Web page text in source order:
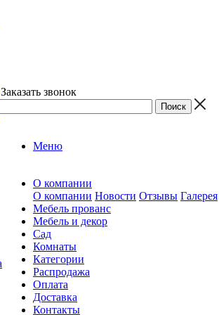
Заказать звонок
Меню
О компании
О компании Новости Отзывы Галерея
Мебель прованс
Мебель и декор
Сад
Комнаты
Категории
Распродажа
Оплата
Доставка
Контакты